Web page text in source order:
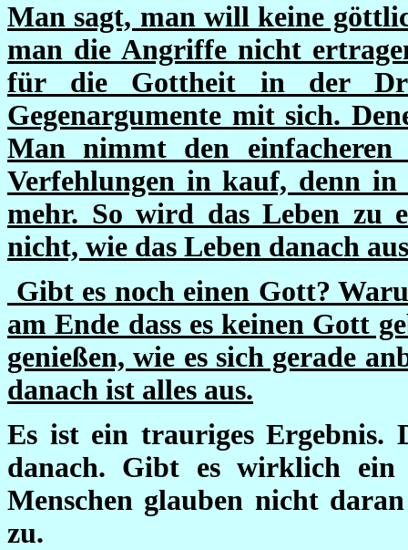
Man sagt, man will keine
man die Angriffe nicht
für die Gottheit in der
Gegenargumente mit sich.
Man nimmt den
Verfehlungen in kauf, denn
mehr. So wird das Leben zu
nicht, wie das Leben danach
Gibt es noch einen Gott?
am Ende dass es keinen Gott
genießen, wie es sich gerade
danach ist alles aus.
Es ist ein trauriges Ergebnis.
danach. Gibt es wirklich ein
Menschen glauben nicht
zu.